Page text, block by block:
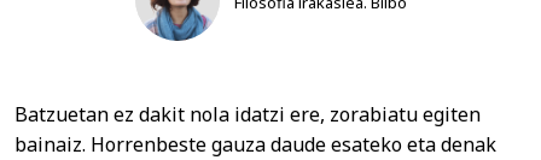
Batzuetan ez dakit nola idatzi ere, zorabiatu egiten
bainaiz. Horrenbeste gauza daude esateko eta denak